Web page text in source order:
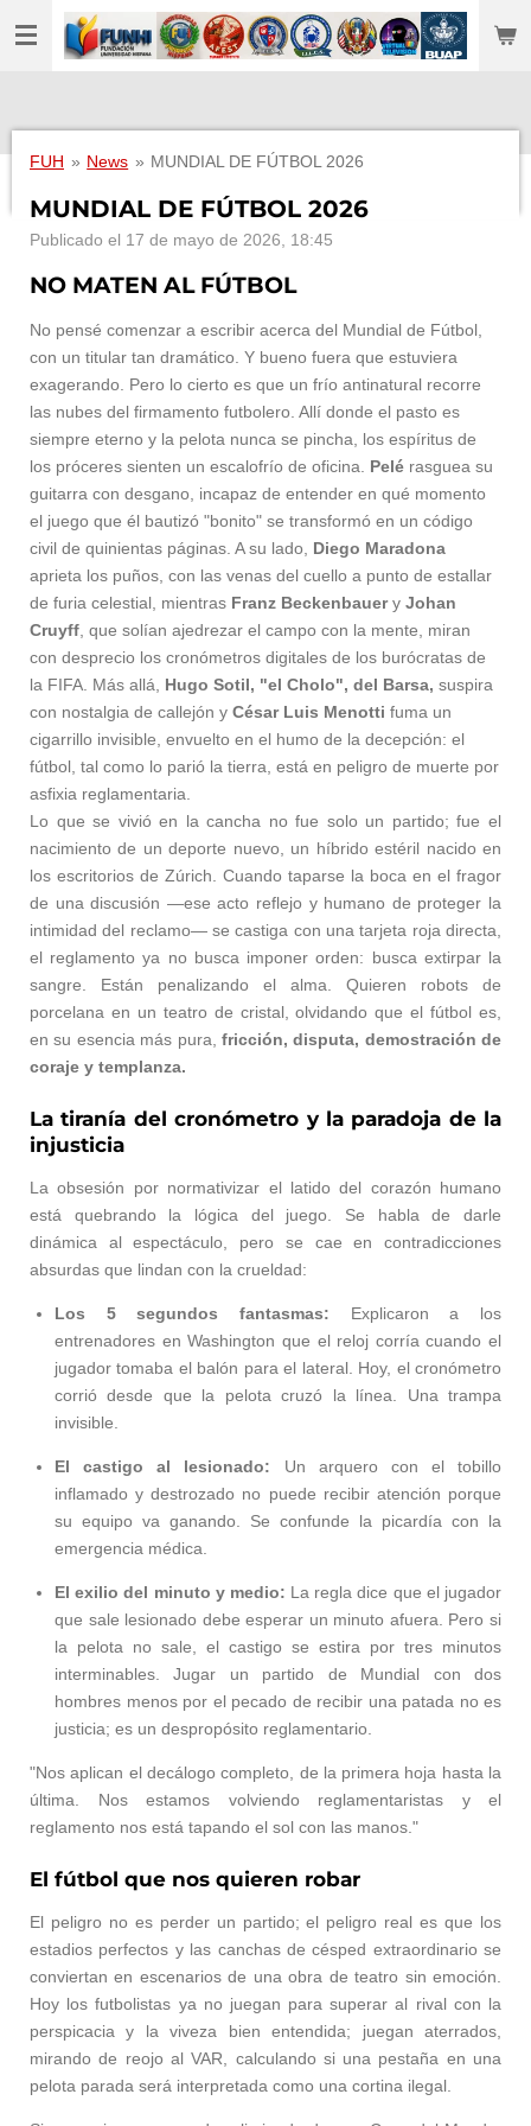
Ir
al
FUH » News » MUNDIAL DE FÚTBOL 2026
MUNDIAL DE FÚTBOL 2026
Publicado el 17 de mayo de 2026, 18:45
NO MATEN AL FÚTBOL
No pensé comenzar a escribir acerca del Mundial de Fútbol,
con un titular tan dramático. Y bueno fuera que estuviera
exagerando. Pero lo cierto es que un frío antinatural recorre
las nubes del firmamento futbolero. Allí donde el pasto es
siempre eterno y la pelota nunca se pincha, los espíritus de
los próceres sienten un escalofrío de oficina. Pelé rasguea su
guitarra con desgano, incapaz de entender en qué momento
el juego que él bautizó "bonito" se transformó en un código
civil de quinientas páginas. A su lado, Diego Maradona
aprieta los puños, con las venas del cuello a punto de estallar
de furia celestial, mientras Franz Beckenbauery Johan
Cruyff , que solían ajedrezar el campo con la mente, miran
con desprecio los cronómetros digitales de los burócratas de
la FIFA. Más allá, Hugo Sotil, "el Cholo", del Barsa, suspira
con nostalgia de callejón y César Luis Menotti fuma un
cigarrillo invisible, envuelto en el humo de la decepción: el
fútbol, tal como lo parió la tierra, está en peligro de muerte por
asfixia reglamentaria.
Lo que se vivió en la cancha no fue solo un partido; fue el
nacimiento de un deporte nuevo, un híbrido estéril nacido en
los escritorios de Zúrich. Cuando taparse la boca en el fragor
de una discusión —ese acto reflejo y humano de proteger la
intimidad del reclamo— se castiga con una tarjeta roja directa,
el reglamento ya no busca imponer orden: busca extirpar la
sangre. Están penalizando el alma. Quieren robots de
porcelana en un teatro de cristal, olvidando que el fútbol es,
en su esencia más pura, fricción, disputa, demostración de
coraje y templanza.
La tiranía del cronómetro y la paradoja de la
injusticia
La obsesión por normativizar el latido del corazón humano
está quebrando la lógica del juego. Se habla de darle
dinámica al espectáculo, pero se cae en contradicciones
absurdas que lindan con la crueldad:
Los 5 segundos fantasmas: Explicaron a los
entrenadores en Washington que el reloj corría cuando el
jugador tomaba el balón para el lateral. Hoy, el cronómetro
corrió desde que la pelota cruzó la línea. Una trampa
invisible.
El castigo al lesionado: Un arquero con el tobillo
inflamado y destrozado no puede recibir atención porque
su equipo va ganando. Se confunde la picardía con la
emergencia médica.
El exilio del minuto y medio: La regla dice que el jugador
que sale lesionado debe esperar un minuto afuera. Pero si
la pelota no sale, el castigo se estira por tres minutos
interminables. Jugar un partido de Mundial con dos
hombres menos por el pecado de recibir una patada no es
justicia; es un despropósito reglamentario.
"Nos aplican el decálogo completo, de la primera hoja hasta la
última. Nos estamos volviendo reglamentaristas y el
reglamento nos está tapando el sol con las manos."
El fútbol que nos quieren robar
El peligro no es perder un partido; el peligro real es que los
estadios perfectos y las canchas de césped extraordinario se
conviertan en escenarios de una obra de teatro sin emoción.
Hoy los futbolistas ya no juegan para superar al rival con la
perspicacia y la viveza bien entendida; juegan aterrados,
mirando de reojo al VAR, calculando si una pestaña en una
pelota parada será interpretada como una cortina ilegal.